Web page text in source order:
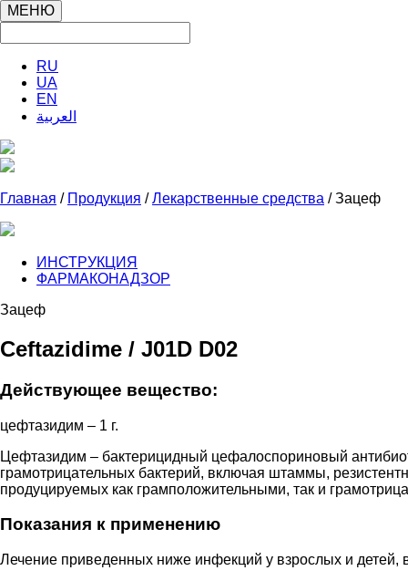
МЕНЮ
RU
UA
EN
العربية
Главная / Продукция /Лекарственные средства / Зацеф
ИНСТРУКЦИЯ
ФАРМАКОНАДЗОР
Зацеф
Ceftazidime / J01D D02
Действующее вещество:
цефтазидим – 1 г.
Цефтазидим – бактерицидный цефалоспориновый
грамотрицательных бактерий, включая штаммы,
продуцируемых как грамположительными, так и
Показания к применению
Лечение приведенных ниже инфекций у взрослых и детей,